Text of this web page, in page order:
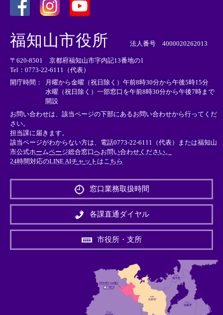
外
部
リ
ン
ク
＞
外
リ
ン
ク
＞
外
部
ン
ク
＞
福知山市役所 法人番号 4000020262013
〒620-8501 京都府福知山市字内記13番地の1
Tel：0773-22-6111（代表）
開庁時間：
月曜から金曜（祝日除く）午前8時30分から午後5時15分
水曜（祝日除く）一部窓口を午前8時30分から午後7時まで
開設
お問い合わせは、該当ページの下部にあるお問い合わせから行ってくだ
さい。
担当課に届きます。
該当ページがわからない方は、電話0773-22-6111（代表）または福知山
市公式ホームページ総合窓口へお問い合わせください。
24時間対応のLINE AIチャットはこちら
外
リ
ン
＞
窓口業務取扱時間
各課直通ダイヤル
市役所・支所